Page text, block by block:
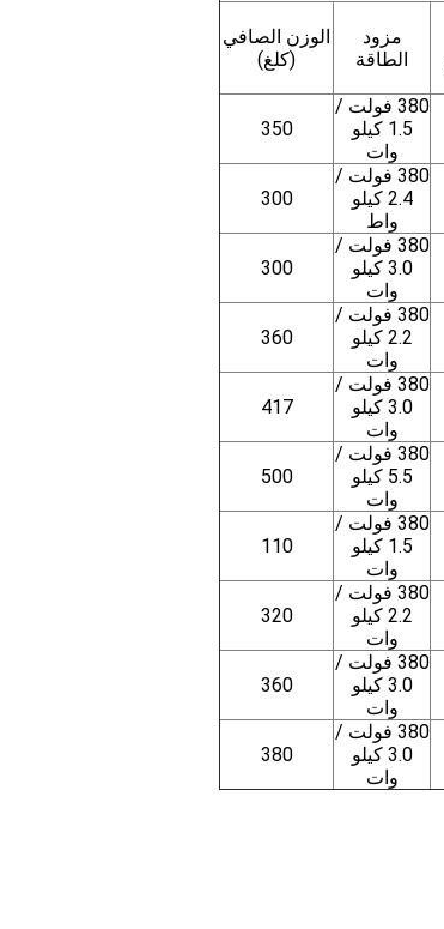
مزود
الطاقة
الوزن الصافي
(كلغ)
380 فولت /
1.5 كيلو
وات
350
380 فولت /
2.4 كيلو
واط
300
380 فولت /
3.0 كيلو
وات
300
380 فولت /
2.2 كيلو
وات
360
380 فولت /
3.0 كيلو
وات
417
380 فولت /
5.5 كيلو
وات
500
380 فولت /
1.5 كيلو
وات
110
380 فولت /
2.2 كيلو
وات
320
380 فولت /
3.0 كيلو
وات
360
380 فولت /
3.0 كيلو
وات
380